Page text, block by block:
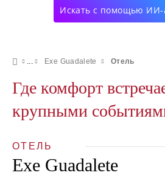
Искать с помощью ИИ-
Exe Guadalete Отель
Где комфорт
крупными
ОТЕЛЬ
Exe Guadalete